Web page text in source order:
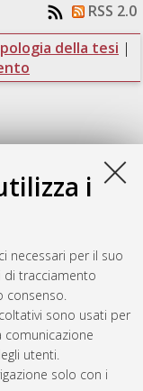
i
necessari per il suo
di tracciamento
consenso.
sono usati per
comunicazione
utenti.
solo con i
RSS 2.0
della tesi |
e Farneto.
Studio inScienze
9 13:50:35 2026
CEST